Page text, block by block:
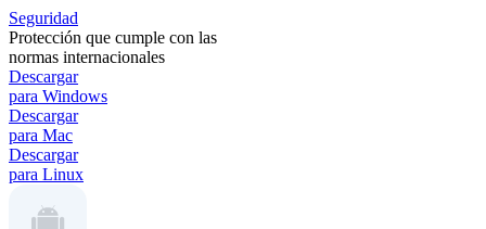
Seguridad
Protección que cumple con las
normas internacionales
Descargar
para Windows
Descargar
para Mac
Descargar
para Linux